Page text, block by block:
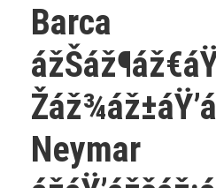
Barca
Neymar